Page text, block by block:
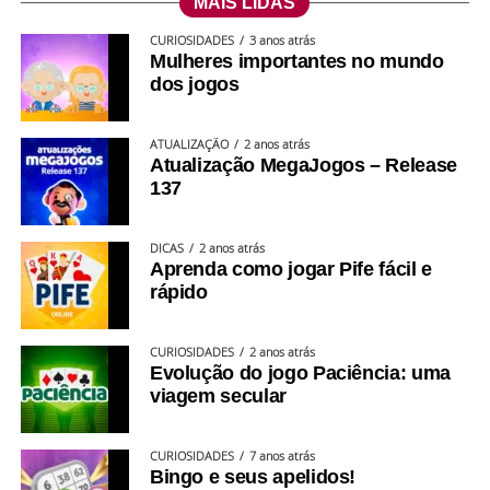
Seguimos atentos aos feedbacks da comunidade e
trabalhando continuamente para evoluir o app.
🚀 Sempre evoluindo
CURIOSIDADES 3 anos atrás
Mulheres importantes no mundo
dos jogos
ATUALIZAÇÃO 2 anos atrás
Atualização MegaJogos – Release
137
DICAS 2 anos atrás
Aprenda como jogar Pife fácil e
rápido
CURIOSIDADES 2 anos atrás
Evolução do jogo Paciência: uma
viagem secular
CURIOSIDADES 7 anos atrás
Bingo e seus apelidos!